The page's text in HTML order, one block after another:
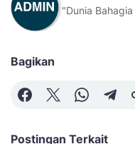
"Dunia
Bagikan
Postingan Terkait